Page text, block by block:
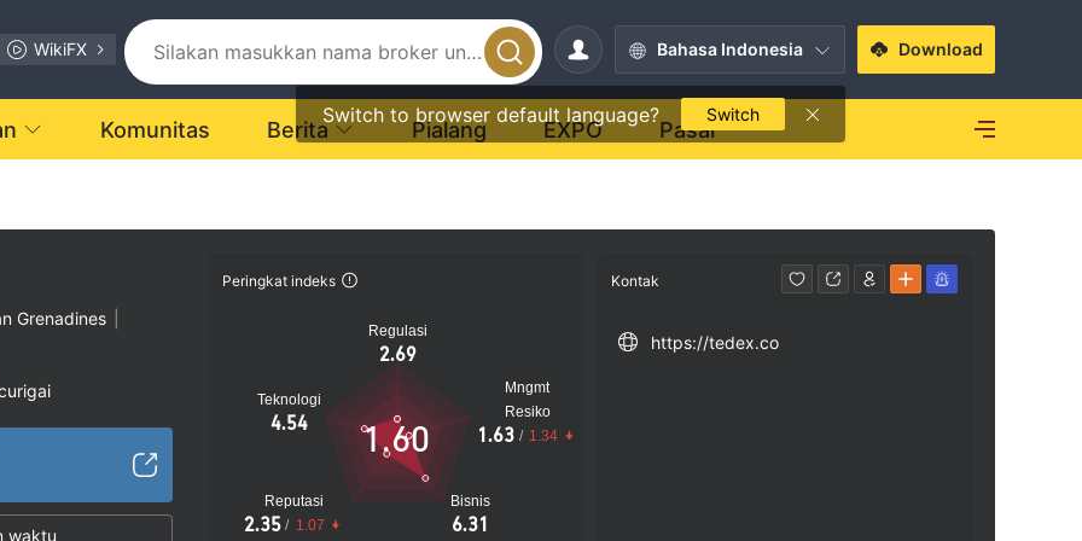
WikiFX Bahasa Indonesia
Switch to browser default language? Switch
Download
Komunitas Berita Pialang EXPO Pasar
Grenadines
waktu
Peringkat indeks
Regulasi
2.69
Teknologi
4.54
Reputasi
2.35 / 1.07
Bisnis
6.31
Mngmt
Resiko
1.63 / 1.34
1.60
Kontak
https://tedex.co